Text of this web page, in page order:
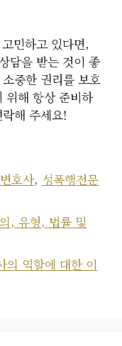
민하고 있다면,
담을 받는 것이 좋
중한 권리를 보호
위해 항상 준비하
해 주세요!
호사, 성폭행전문
, 유형, 법률 및
의 역할에 대한 이